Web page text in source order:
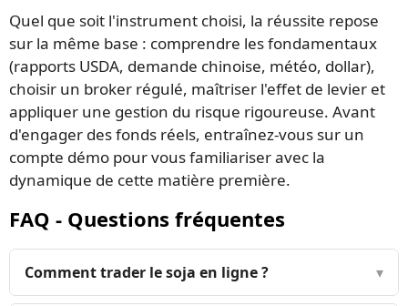
Quel que soit l'instrument choisi, la réussite repose
sur la même base : comprendre les fondamentaux
(rapports USDA, demande chinoise, météo, dollar),
choisir un broker régulé, maîtriser l'effet de levier et
appliquer une gestion du risque rigoureuse. Avant
d'engager des fonds réels, entraînez-vous sur un
compte démo pour vous familiariser avec la
dynamique de cette matière première.
FAQ - Questions fréquentes
Comment trader le soja en ligne ? ▾